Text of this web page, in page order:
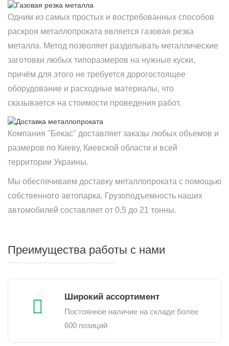
Одним из самых простых и востребованных способов
раскроя металлопроката является газовая резка
металла. Метод позволяет разделывать металлические
заготовки любых типоразмеров на нужные куски,
причём для этого не требуется дорогостоящее
оборудование и расходные материалы, что
сказывается на стоимости проведения работ.
Компания "Бекас" доставляет заказы любых объемов и
размеров по Киеву, Киевской области и всей
территории Украины.
Мы обеспечиваем доставку металлопроката с помощью
собственного автопарка. Грузоподъемность наших
автомобилей составляет от 0,5 до 21 тонны.
Преимущества работы с нами
Широкий ассортимент
Постоянное наличие на складе более
600 позиций